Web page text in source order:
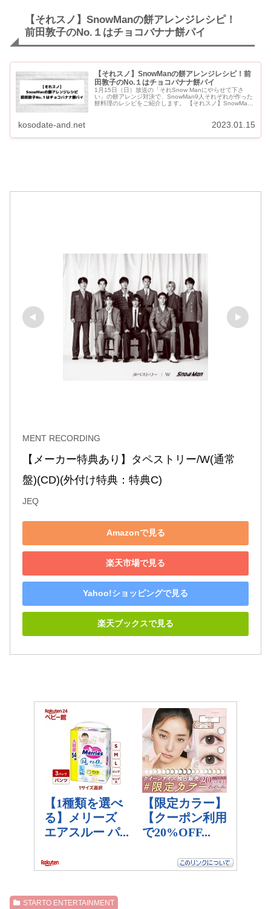
【それスノ】SnowManの餅アレンジレシピ！
前田敦子のNo.１はチョコバナナ餅パイ
【それスノ】SnowManの餅アレンジレシピ！前
田敦子のNo.１はチョコバナナ餅パイ
1月15日（日）放送の「それSnow Manにやらせて下さ
い」の餅アレンジ対決で、SnowMan9人それぞれが作った
餅料理のレシピをご紹介します。 【それスノ】SnowMan
kosodate-and.net 2023.01.15
MENT RECORDING
【メーカー特典あり】タペストリー/W(通常
盤)(CD)(外付け特典：特典C)
JEQ
Amazonで見る
楽天市場で見る
Yahoo!ショッピングで見る
楽天ブックスで見る
STARTO ENTERTAINMENT